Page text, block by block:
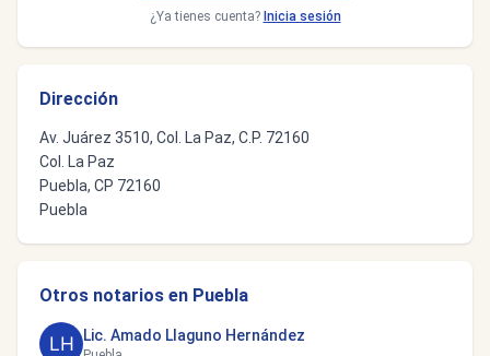
¿Ya tienes cuenta? Inicia sesión
Dirección
Av. Juárez 3510, Col. La Paz, C.P. 72160
Col. La Paz
Puebla, CP 72160
Puebla
Otros notarios en Puebla
Lic. Amado Llaguno Hernández